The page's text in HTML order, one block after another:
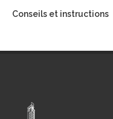
Conseils et instructions